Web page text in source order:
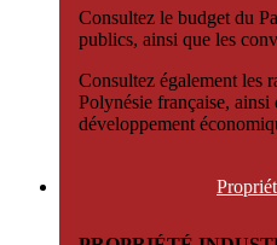
Consultez le budget du
publics, ainsi que les
Consultez également les
Polynésie française, ainsi
développement